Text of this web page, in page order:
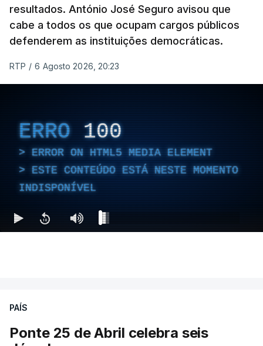
resultados. António José Seguro avisou que
cabe a todos os que ocupam cargos públicos
defenderem as instituições democráticas.
RTP / 6 Agosto 2026, 20:23
ERRO 100
ERROR ON HTML5 MEDIA ELEMENT
ESTE CONTEÚDO ESTÁ NESTE MOMENTO
INDISPONÍVEL
PAÍS
Ponte 25 de Abril celebra seis